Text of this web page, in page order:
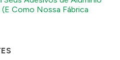
Como Nossa Fábrica